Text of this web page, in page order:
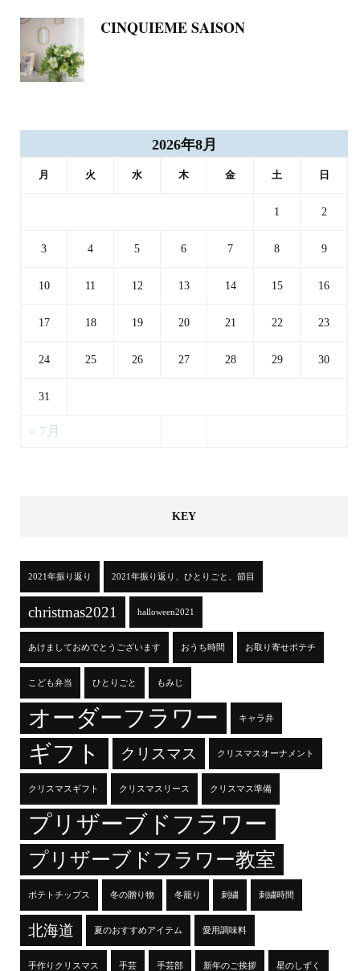
CINQUIEME SAISON
2026年8月
月 火 水 木 金 土 日
1 2
3 4 5 6 7 8 9
10 11 12 13 14 15 16
17 18 19 20 21 22 23
24 25 26 27 28 29 30
31
« 7月
KEY
2021年振り返り 2021年振り返り、ひとりごと、節目
christmas2021 halloween2021
あけましておめでとうございます おうち時間 お取り寄せポテチ
こども弁当 ひとりごと もみじ
オーダーフラワー キャラ弁
ギフト クリスマス クリスマスオーナメント
クリスマスギフト クリスマスリース クリスマス準備
プリザーブドフラワー
プリザーブドフラワー教室
ポテトチップス 冬の贈り物 冬籠り 刺繍 刺繍時間
北海道 夏のおすすめアイテム 愛用調味料
手作りクリスマス 手芸 手芸部 新年のご挨拶 星のしずく